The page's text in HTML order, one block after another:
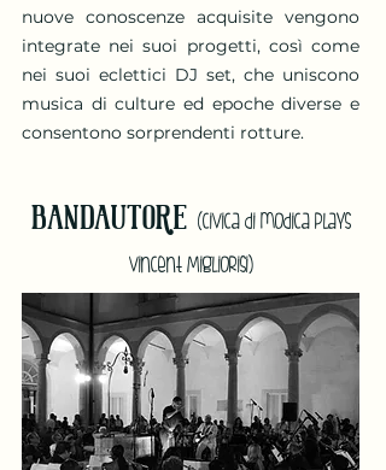
nuove conoscenze acquisite vengono
integrate nei suoi progetti, così come
nei suoi eclettici DJ set, che uniscono
musica di culture ed epoche diverse e
consentono sorprendenti rotture.
BANDAUTORE (Civica di modica plays
Vincent Migliorisi)